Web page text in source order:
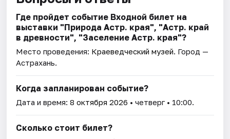
Где пройдет событие Входной билет на
выставки "Природа Астр. края", "Астр. край
в древности", "Заселение Астр. края"?
Место проведения: Краеведческий музей. Город —
Астрахань.
Когда запланирован событие?
Дата и время:8 октября 2026 • четверг • 10:00.
Сколько стоит билет?